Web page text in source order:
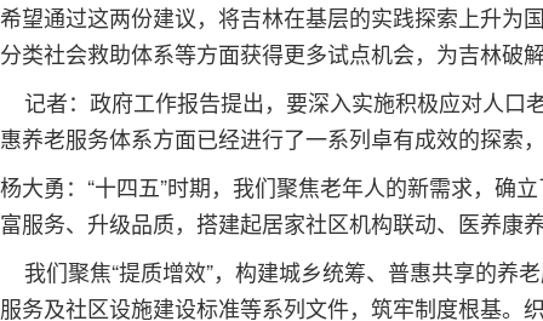
希望通过这两份建议，将吉林在基层的实践探索上升为
分类社会救助体系等方面获得更多试点机会，为吉林破
记者：政府工作报告提出，要深入实施积极应对人口
惠养老服务体系方面已经进行了一系列卓有成效的探索
杨大勇：“十四五”时期，我们聚焦老年人的新需求，确
富服务、升级品质，搭建起居家社区机构联动、医养康
我们聚焦“提质增效”，构建城乡统筹、普惠共享的养
服务及社区设施建设标准等系列文件，筑牢制度根基。